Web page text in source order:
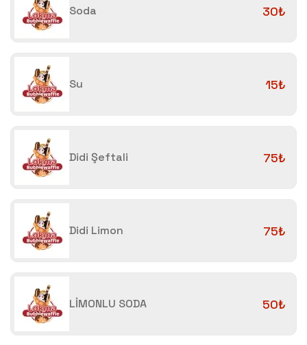
Soda 30₺
Su 15₺
Didi Şeftali 75₺
Didi Limon 75₺
LİMONLU SODA 50₺